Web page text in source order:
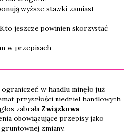
wyższe stawki zamiast
jeszcze powinien skorzystać
w przepisach
w handlu minęło już
przyszłości niedziel handlowych
zabrała Związkowa
obowiązujące przepisy jako
zmiany.